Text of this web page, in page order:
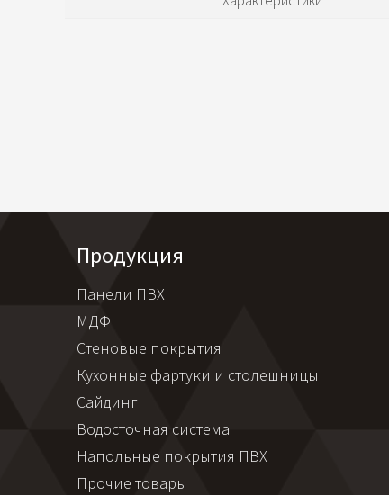
Продукция
Панели ПВХ
МДФ
Стеновые покрытия
Кухонные фартуки и столешницы
Сайдинг
Водосточная система
Напольные покрытия ПВХ
Прочие товары